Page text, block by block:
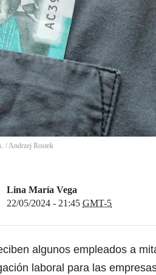
/Andrzej Rostek
Lina María Vega
22/05/2024 - 21:45 GMT-5
algunos empleados a
laboral para las